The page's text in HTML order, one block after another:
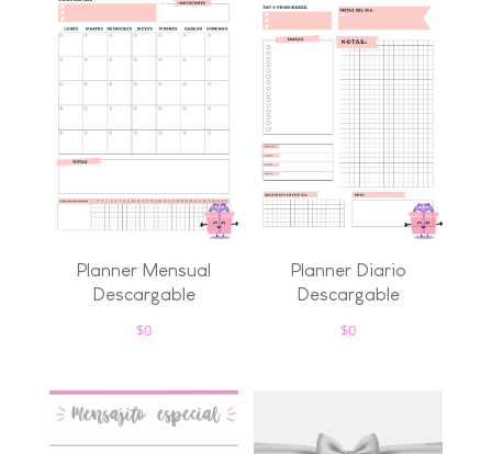
Planner Mensual
Descargable
$0
Planner Diario
Descargable
$0